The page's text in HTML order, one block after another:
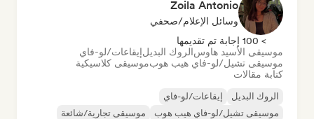
Zoila Antonio
وسائل الإعلام/صحفي
> 100 إجابة تم تقديمها
موسيقى الأسيد هاوسالروك البديلإيقاعات/لو-فاي
موسيقى تشيل/لو-فاي هيب هوبموسيقى كلاسيكية
كتابة مقالات
الروك البديل
إيقاعات/لو-فاي
موسيقى تشيل/لو-فاي هيب هوب
موسيقى تجارية/شائعة